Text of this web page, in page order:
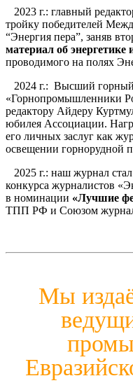
2023 г.: главный
тройку победителей
“Энергия пера”, заняв
материал об
проводимого на полях
2024 г.: Высший
«Горнопромышленники
редактору Айдеру
юбилея Ассоциации.
его личных заслуг как
освещении горнорудной
2025 г.: наш журнал
конкурса журналистов
в номинации «Лучшие
ТПП РФ и Союзом
Мы